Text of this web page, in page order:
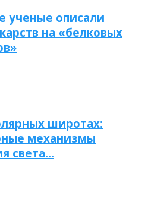
ученые описали
на «белковых
широтах:
механизмы
света…